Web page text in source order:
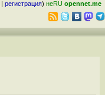
| регистрация) неRU opennet.me